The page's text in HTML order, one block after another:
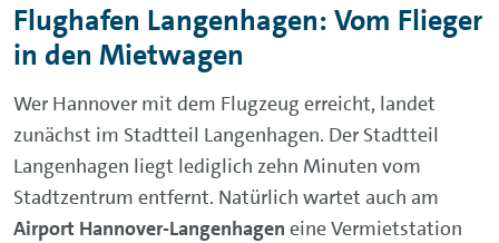
Flughafen Langenhagen: Vom Flieger
in den Mietwagen
Wer Hannover mit dem Flugzeug erreicht, landet
zunächst im Stadtteil Langenhagen. Der Stadtteil
Langenhagen liegt lediglich zehn Minuten vom
Stadtzentrum entfernt. Natürlich wartet auch am
Airport Hannover-Langenhagen eine Vermietstation